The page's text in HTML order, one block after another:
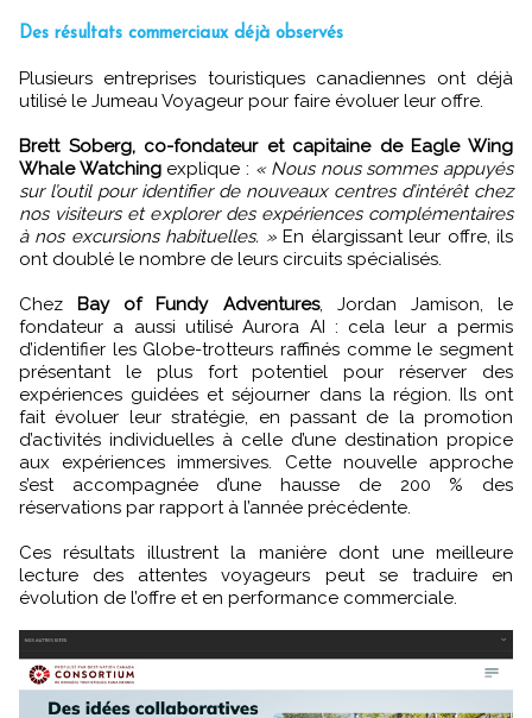
Des résultats commerciaux déjà observés
Plusieurs entreprises touristiques canadiennes ont déjà
utilisé le Jumeau Voyageur pour faire évoluer leur offre.
Brett Soberg, co-fondateur et capitaine de Eagle Wing
Whale Watching explique : « Nous nous sommes appuyés
sur l’outil pour identifier de nouveaux centres d’intérêt chez
nos visiteurs et explorer des expériences complémentaires
à nos excursions habituelles. »En élargissant leur offre, ils
ont doublé le nombre de leurs circuits spécialisés.
Chez Bay of Fundy Adventures, Jordan Jamison, le
fondateur a aussi utilisé Aurora AI : cela leur a permis
d’identifier les Globe-trotteurs raffinés comme le segment
présentant le plus fort potentiel pour réserver des
expériences guidées et séjourner dans la région. Ils ont
fait évoluer leur stratégie, en passant de la promotion
d’activités individuelles à celle d’une destination propice
aux expériences immersives. Cette nouvelle approche
s’est accompagnée d’une hausse de 200 % des
réservations par rapport à l’année précédente.
Ces résultats illustrent la manière dont une meilleure
lecture des attentes voyageurs peut se traduire en
évolution de l’offre et en performance commerciale.